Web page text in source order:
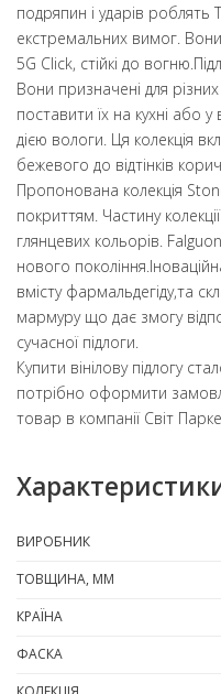
подряпин і ударів роблять
екстремальних вимог.
5G Click, стійкі до
Вони призначені для
поставити їх на кухні або
дією вологи. Ця колекція
бежевого до відтінків
Пропонована колекція
покриттям. Частину
глянцевих кольорів.
нового
вмісту фармальдегіду,та
мармуру що дає змогу
сучасної підлоги.
Купити вінілову підлогу
потрібно оформити
товар в компанії Світ
ВИРОБНИК
ТОВЩИНА, ММ
КРАЇНА
ФАСКА